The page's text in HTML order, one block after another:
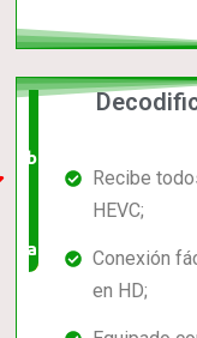
barato,
valorado!
Recibe
HEVC;
Conexión
en HD;